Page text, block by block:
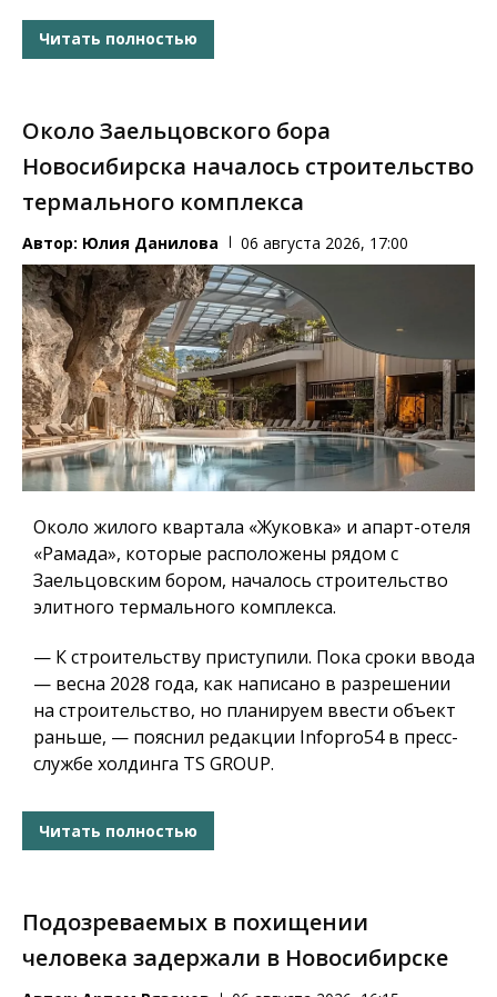
Читать полностью
Около Заельцовского бора
Новосибирска началось строительство
термального комплекса
Автор: Юлия Данилова 06 августа 2026, 17:00
Около жилого квартала «Жуковка» и апарт-отеля
«Рамада», которые расположены рядом с
Заельцовским бором, началось строительство
элитного термального комплекса.
— К строительству приступили. Пока сроки ввода
— весна 2028 года, как написано в разрешении
на строительство, но планируем ввести объект
раньше, — пояснил редакции Infopro54 в пресс-
службе холдинга TS GROUP.
Читать полностью
Подозреваемых в похищении
человека задержали в Новосибирске